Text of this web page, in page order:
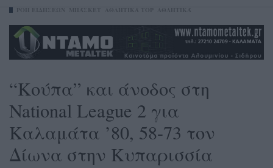
“Κούπα” και άνοδος στη
National League 2 για
Καλαμάτα ’80, 58-73 τον
Δίωνα στην Κυπαρισσία